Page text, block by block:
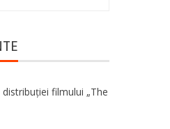
filmului „The